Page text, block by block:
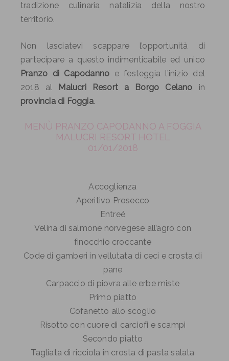
tradizione culinaria natalizia della nostro
territorio.
Non lasciatevi scappare l’opportunità di
partecipare a questo indimenticabile ed unico
Pranzo di Capodanno e festeggia l’inizio del
2018 al
Malucri Resort a Borgo Celano in
provincia di Foggia.
MENÙ PRANZO CAPODANNO A FOGGIA
MALUCRI RESORT HOTEL
01/01/2018
Accoglienza
Aperitivo Prosecco
Entreé
Velina di salmone norvegese all’agro con
finocchio croccante
Code di gamberi in vellutata di ceci e crosta di
pane
Carpaccio di piovra alle erbe miste
Primo piatto
Cofanetto allo scoglio
Risotto con cuore di carciofi e scampi
Secondo piatto
Tagliata di ricciola in crosta di pasta salata